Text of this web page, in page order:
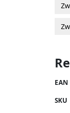
EAN
SKU